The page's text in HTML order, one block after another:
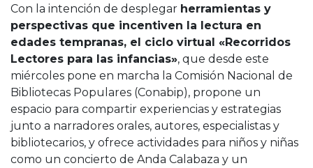
Con la intención de desplegar herramientas y
perspectivas que incentiven la lectura en
edades tempranas, el ciclo virtual «Recorridos
Lectores para las infancias», que desde este
miércoles pone en marcha la Comisión Nacional de
Bibliotecas Populares (Conabip), propone un
espacio para compartir experiencias y estrategias
junto a narradores orales, autores, especialistas y
bibliotecarios, y ofrece actividades para niños y niñas
como un concierto de Anda Calabaza y un